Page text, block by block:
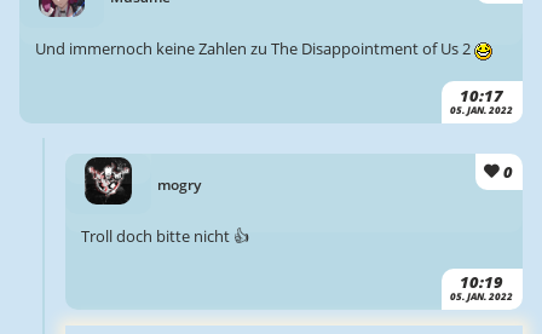
10:17
05. JAN. 2022
Und immernoch keine Zahlen zu The Disappointment of Us 2
mogry
0
10:19
05. JAN. 2022
Troll doch bitte nicht 👍